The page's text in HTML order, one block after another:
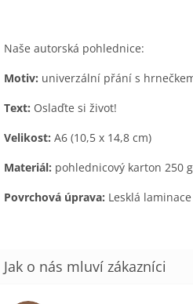
Naše autorská pohlednice:
Motiv: univerzální přání s
Text: Oslaďte si život!
Velikost: A6 (10,5 x 14,8 cm)
Materiál: pohlednicový karton 250
Povrchová úprava: Lesklá laminace